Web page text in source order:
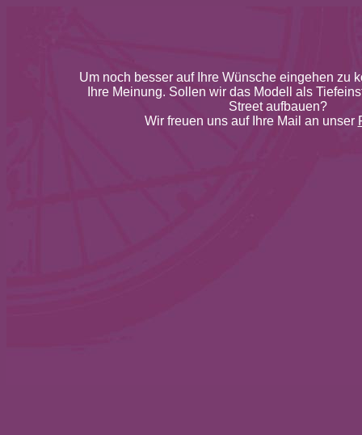
Um noch besser auf Ihre Wünsche eingehen zu
Ihre Meinung. Sollen wir das Modell als
Street aufbauen?
Wir freuen uns auf Ihre Mail an unser